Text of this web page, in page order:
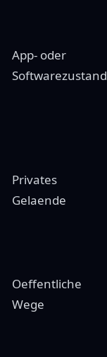
App- oder
Softwarezustand
Privates
Gelaende
Oeffentliche
Wege